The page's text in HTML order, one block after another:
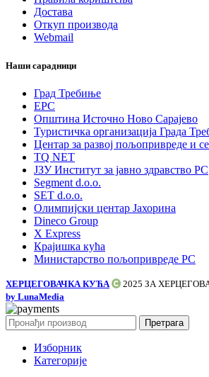
Достава
Откуп производа
Webmail
Наши сарадници
Град Требиње
ЕРС
Општина Источно Ново Сарајево
Туристичка организација Града
Центар за развој пољопривреде и
TQ NET
ЈЗУ Институт за јавно здравство РС
Segment d.o.o.
SET d.o.o.
Олимпијски центар Јахорина
Dineco Group
X Express
Крајишка кућа
Министарство пољопривреде РС
ХЕРЦЕГОВАЧКА КУЋА 2025 ЗА
by LunaMedia
Претрага
Изборник
Категорије